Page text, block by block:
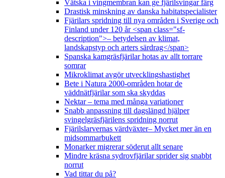
Vätska i vingmembran kan ge fjärilsvingar färg
Drastisk minskning av danska habitatspecialister
Fjärilars spridning till nya områden i Sverige och
Finland under 120 år <span class="sf-
description">– betydelsen av klimat,
landskapstyp och arters särdrag</span>
Spanska kamgräsfjärilar hotas av allt torrare
somrar
Mikroklimat avgör utvecklingshastighet
Bete i Natura 2000-områden hotar de
väddnätfjärilar som ska skyddas
Nektar – tema med många variationer
Snabb anpassning till dagslängd hjälper
svingelgräsfjärilens spridning norrut
Fjärilslarvernas värdväxter– Mycket mer än en
midsommarbukett
Monarker migrerar söderut allt senare
Mindre kräsna sydrovfjärilar sprider sig snabbt
norrut
Vad tittar du på?